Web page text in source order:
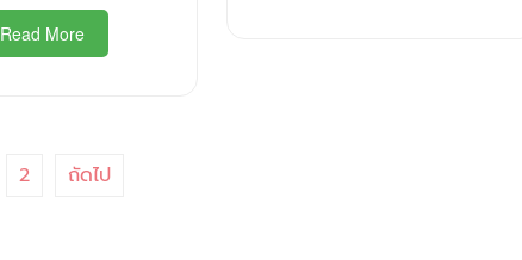
Read More
2 ถัดไป